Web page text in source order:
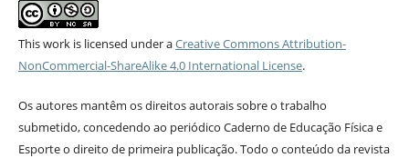
This work is licensed under aCreative Commons Attribution-
NonCommercial-ShareAlike 4.0 International License.
Os autores mantêm os direitos autorais sobre o trabalho
submetido, concedendo ao periódico Caderno de Educação Física e
Esporte o direito de primeira publicação. Todo o conteúdo da revista